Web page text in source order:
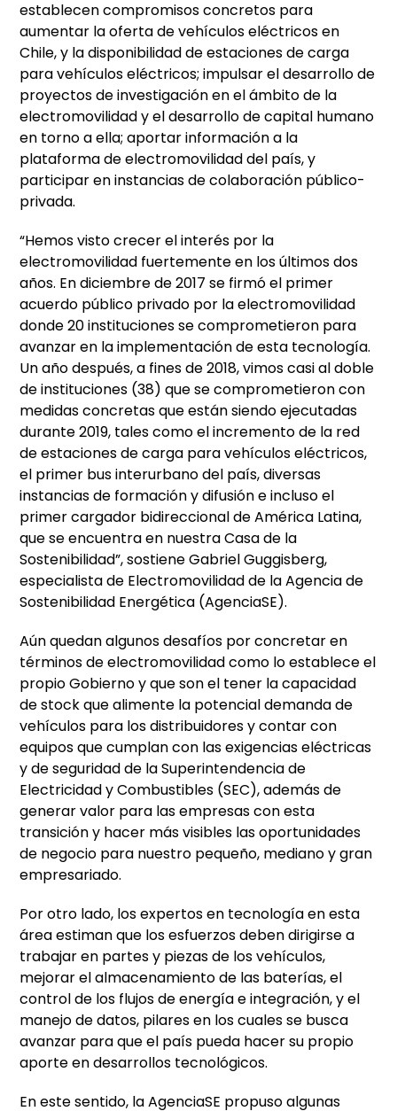
establecen compromisos concretos para
aumentar la oferta de vehículos eléctricos en
Chile, y la disponibilidad de estaciones de carga
para vehículos eléctricos; impulsar el desarrollo de
proyectos de investigación en el ámbito de la
electromovilidad y el desarrollo de capital humano
en torno a ella; aportar información a la
plataforma de electromovilidad del país, y
participar en instancias de colaboración público-
privada.
“Hemos visto crecer el interés por la
electromovilidad fuertemente en los últimos dos
años. En diciembre de 2017 se firmó el primer
acuerdo público privado por la electromovilidad
donde 20 instituciones se comprometieron para
avanzar en la implementación de esta tecnología.
Un año después, a fines de 2018, vimos casi al doble
de instituciones (38) que se comprometieron con
medidas concretas que están siendo ejecutadas
durante 2019, tales como el incremento de la red
de estaciones de carga para vehículos eléctricos,
el primer bus interurbano del país, diversas
instancias de formación y difusión e incluso el
primer cargador bidireccional de América Latina,
que se encuentra en nuestra Casa de la
Sostenibilidad”, sostiene Gabriel Guggisberg,
especialista de Electromovilidad de la Agencia de
Sostenibilidad Energética (AgenciaSE).
Aún quedan algunos desafíos por concretar en
términos de electromovilidad como lo establece el
propio Gobierno y que son el tener la capacidad
de stock que alimente la potencial demanda de
vehículos para los distribuidores y contar con
equipos que cumplan con las exigencias eléctricas
y de seguridad de la Superintendencia de
Electricidad y Combustibles (SEC), además de
generar valor para las empresas con esta
transición y hacer más visibles las oportunidades
de negocio para nuestro pequeño, mediano y gran
empresariado.
Por otro lado, los expertos en tecnología en esta
área estiman que los esfuerzos deben dirigirse a
trabajar en partes y piezas de los vehículos,
mejorar el almacenamiento de las baterías, el
control de los flujos de energía e integración, y el
manejo de datos, pilares en los cuales se busca
avanzar para que el país pueda hacer su propio
aporte en desarrollos tecnológicos.
En este sentido, la AgenciaSE propuso algunas